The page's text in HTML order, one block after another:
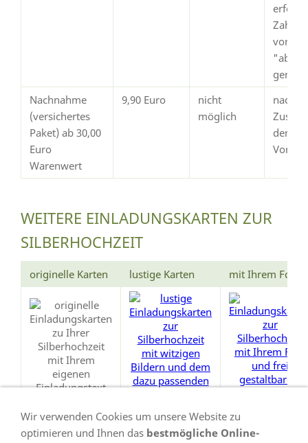
von
Nachnahme
(versichertes
Paket) ab 30,00
Euro
Warenwert
9,90 Euro
nicht
möglich
nach
dem
WEITERE EINLADUNGSKARTEN ZUR
SILBERHOCHZEIT
originelle Karten lustige Karten mit Ihrem Foto
Wir verwenden Cookies um unsere Website zu
optimieren und Ihnen das bestmögliche Online-